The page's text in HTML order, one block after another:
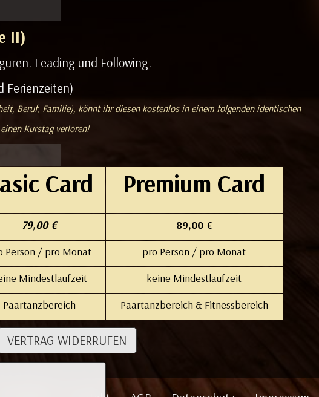
II)
Leading und Following.
Ferienzeiten)
Beruf, Familie), könnt ihr diesen kostenlos in einem folgenden identischen
Kurstag verloren!
Card Premium Card
79,00 €
89,00 €
Person / pro Monat
pro Person / pro Monat
Mindestlaufzeit
keine Mindestlaufzeit
Paartanzbereich
Paartanzbereich & Fitnessbereich
VERTRAG WIDERRUFEN